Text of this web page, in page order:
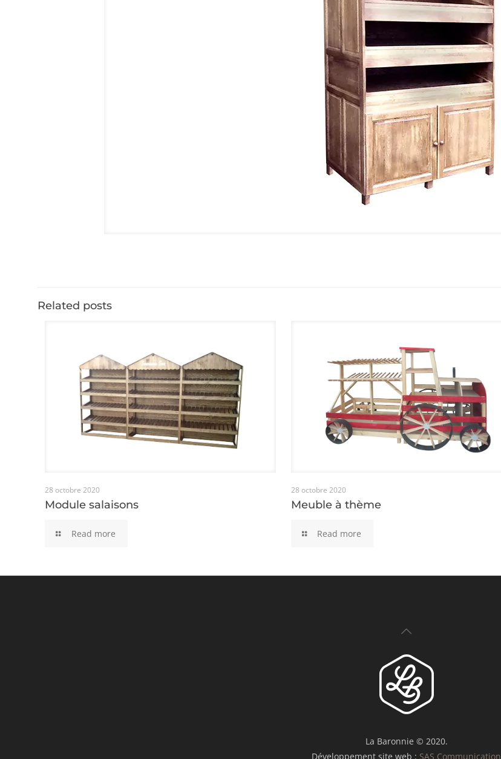
Related posts
28 octobre 2020
Module salaisons
Read more
28 octobre 2020
Meuble à thème
Read more
La Baronnie © 2020.
Développement site web : SAS Communication